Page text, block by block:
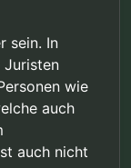
sein. In
Juristen
wie
auch
auch nicht